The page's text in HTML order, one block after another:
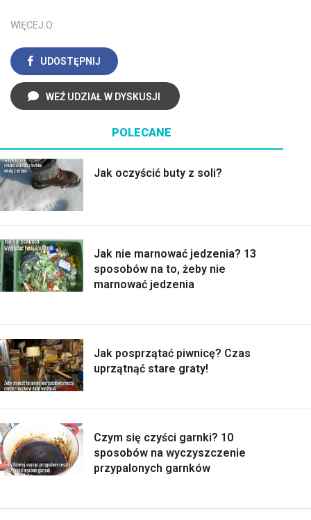
WIĘCEJ O:
UDOSTĘPNIJ
WEŹ UDZIAŁ W DYSKUSJI
POLECANE
Jak oczyścić buty z soli?
Jak nie marnować jedzenia? 13
sposobów na to, żeby nie
marnować jedzenia
Jak posprzątać piwnicę? Czas
uprzątnąć stare graty!
Czym się czyści garnki? 10
sposobów na wyczyszczenie
przypalonych garnków